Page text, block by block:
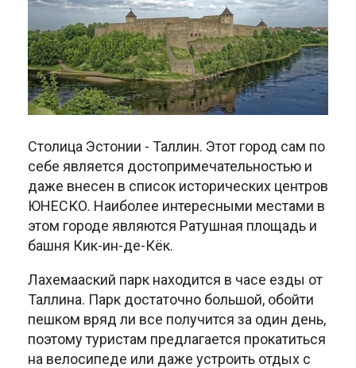
Столица Эстонии - Таллин. Этот город сам по
себе является достопримечательностью и
даже внесен в список исторических центров
ЮНЕСКО. Наиболее интересными местами в
этом городе являются Ратушная площадь и
башня Кик-ин-де-Кёк.
Лахемааский парк находится в часе езды от
Таллина. Парк достаточно большой, обойти
пешком вряд ли все получится за один день,
поэтому туристам предлагается прокатиться
на велосипеде или даже устроить отдых с